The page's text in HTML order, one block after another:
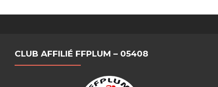
CLUB AFFILIÉ FFPLUM – 05408